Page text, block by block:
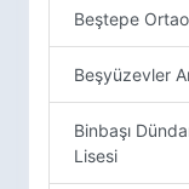
Beştepe
Beşyüzevler
Binbaşı
Lisesi